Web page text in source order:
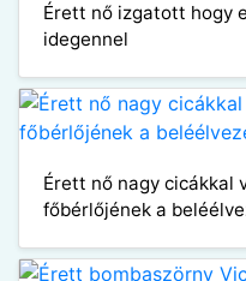
Érett nő izgatott hogy
idegennel
Érett nő nagy cicákkal
főbérlőjének a